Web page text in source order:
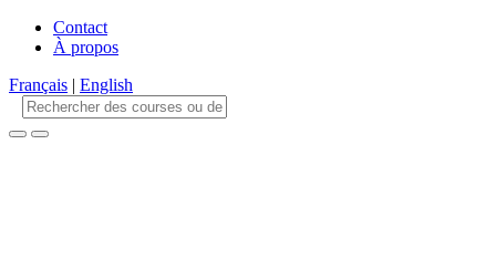
Contact
À propos
Français | English